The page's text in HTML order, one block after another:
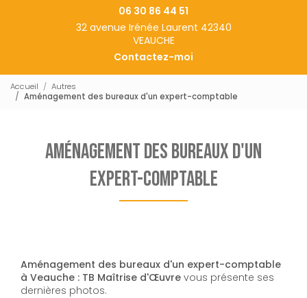
06 30 86 44 51
32 avenue Irénée Laurent 42340
VEAUCHE
Contactez-moi
Accueil
Autres
Aménagement des bureaux d'un expert-comptable
Aménagement des bureaux d'un
expert-comptable
Aménagement des bureaux d'un expert-comptable
à Veauche : TB Maîtrise d'Œuvre vous présente ses
dernières photos.